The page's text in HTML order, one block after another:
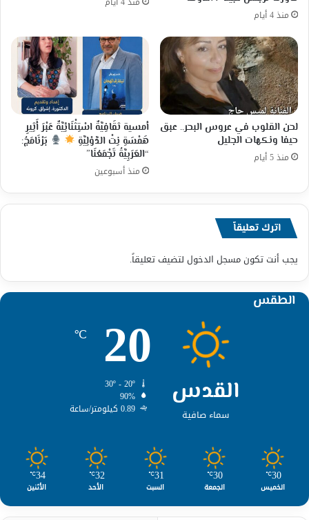
منذ 4 أيام
لحن القلوب في عروس البحر.. عبق
حيفا ونكهات الجليل
منذ 5 أيام
أمسية ثقَافِيَّةٌ اسْتِثْنَائِيَّةٌ عَبْرَ أَثِيرِ
هَمْسَةِ نِتْ الدَّوْلِيَّةِ
بَرْنَامَجُ:
“العَرَبِيَّةُ تَجْمَعُنَا”
منذ أسبوعين
اترك تعليقاً
يجب أنت تكونمسجل الدخول لتضيف تعليقاً.
الطقس
القدس
سماء صافية
20
℃
90%
0.89 كيلومتر/ساعة
30
℃
الخميس
30
℃
الجمعة
31
℃
السبت
32
℃
الأحد
34
℃
الأثنين